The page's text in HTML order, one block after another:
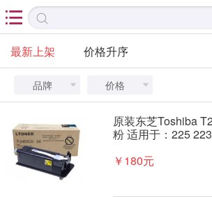

最新上架 价格升序
品牌  价格 
原装东芝Toshiba
粉 适用于：225
￥180元